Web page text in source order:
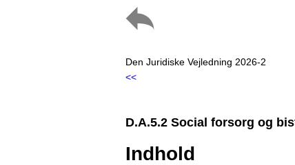
Den Juridiske Vejledning 2026-2
<<
D.A.5.2 Social forsorg og
Indhold